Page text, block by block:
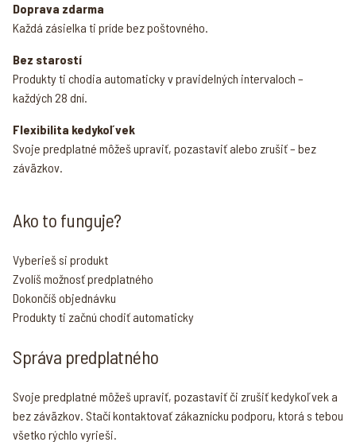
Doprava zdarma
Každá zásielka ti príde bez poštovného.
Bez starostí
Produkty ti chodia automaticky v pravidelných intervaloch –
každých 28 dní.
Flexibilita kedykoľvek
Svoje predplatné môžeš upraviť, pozastaviť alebo zrušiť – bez
záväzkov.
Ako to funguje?
Vyberieš si produkt
Zvolíš možnosť predplatného
Dokončíš objednávku
Produkty ti začnú chodiť automaticky
Správa predplatného
Svoje predplatné môžeš upraviť, pozastaviť či zrušiť kedykoľvek a
bez záväzkov. Stačí kontaktovať zákaznícku podporu, ktorá s tebou
všetko rýchlo vyrieši.